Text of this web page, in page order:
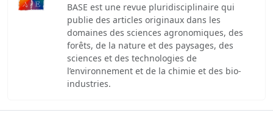
BASE est une revue pluridisciplinaire qui
publie des articles originaux dans les
domaines des sciences agronomiques, des
forêts, de la nature et des paysages, des
sciences et des technologies de
l’environnement et de la chimie et des bio-
industries.